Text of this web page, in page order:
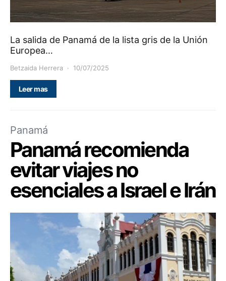
La salida de Panamá de la lista gris de la Unión
Europea…
Betzaida Herrera 10/07/2025
Leer mas
Panamá
Panamá recomienda
evitar viajes no
esenciales a Israel e Irán